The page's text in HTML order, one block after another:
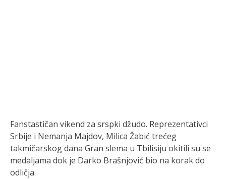
Fanstastičan vikend za srspki džudo. Reprezentativci
Srbije i Nemanja Majdov, Milica Žabić trećeg
takmičarskog dana Gran slema u Tbilisiju okitili su se
medaljama dok je Darko Brašnjović bio na korak do
odličja.